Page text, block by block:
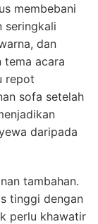
membebani
seringkali
dan
tema acara
repot
sofa setelah
daripada
tambahan.
tinggi dengan
perlu khawatir